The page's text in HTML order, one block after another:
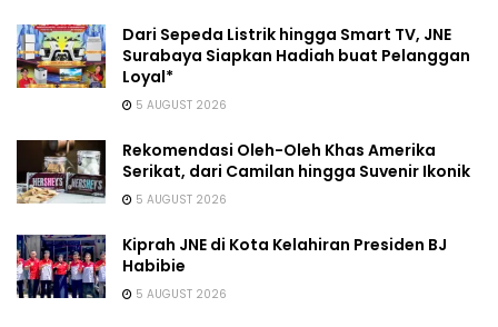
Dari Sepeda Listrik hingga Smart TV, JNE
Surabaya Siapkan Hadiah buat Pelanggan
Loyal*
5 AUGUST 2026
Rekomendasi Oleh-Oleh Khas Amerika
Serikat, dari Camilan hingga Suvenir Ikonik
5 AUGUST 2026
Kiprah JNE di Kota Kelahiran Presiden BJ
Habibie
5 AUGUST 2026